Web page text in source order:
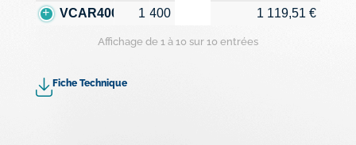
VCAR400
400
1 1 119,51 €
Affichage de 1 à 10 sur 10 entrées
Fiche Technique